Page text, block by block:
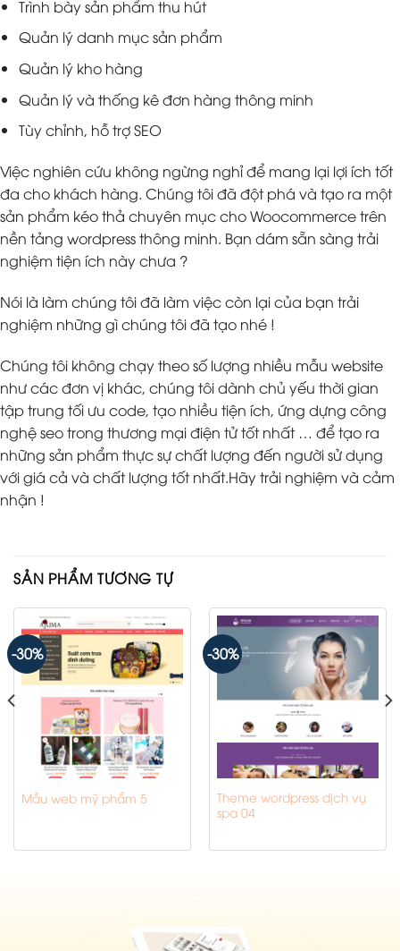
Trình bày sản phẩm thu hút
Quản lý danh mục sản phẩm
Quản lý kho hàng
Quản lý và thống kê đơn hàng thông minh
Tùy chỉnh, hỗ trợ SEO
Việc nghiên cứu không ngừng nghỉ để mang lại lợi ích tốt
đa cho khách hàng. Chúng tôi đã đột phá và tạo ra một
sản phẩm kéo thả chuyên mục cho Woocommerce trên
nền tảng wordpress thông minh. Bạn dám sẵn sàng trải
nghiệm tiện ích này chưa ?
Nói là làm chúng tôi đã làm việc còn lại của bạn trải
nghiệm những gì chúng tôi đã tạo nhé !
Chúng tôi không chạy theo số lượng nhiều mẫu website
như các đơn vị khác, chúng tôi dành chủ yếu thời gian
tập trung tối ưu code, tạo nhiều tiện ích, ứng dựng công
nghệ seo trong thương mại điện tử tốt nhất … để tạo ra
những sản phẩm thực sự chất lượng đến người sử dụng
với giá cả và chất lượng tốt nhất.Hãy trải nghiệm và cảm
nhận !
SẢN PHẨM TƯƠNG TỰ
-30%
Mẫu web mỹ phẩm 5
-30%
Theme wordpress dịch vụ
spa 04